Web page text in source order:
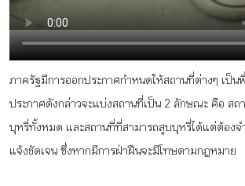
กิจกรรม
หัวข้อที่เราแนะนำ
ภาครัฐมีการออกประกาศกำหนดให้สถานที่ต่างๆ เป็
ประกาศดังกล่าวจะแบ่งสถานที่เป็น 2 ลักษณะ คือ ส
บุหรี่ทั้งหมด และสถานที่ที่สามารถสูบบุหรี่ได้แต่ต้อง
แจ้งชัดเจน ซึ่งหากมีการฝ่าฝืนจะมีโทษตามกฎหมาย